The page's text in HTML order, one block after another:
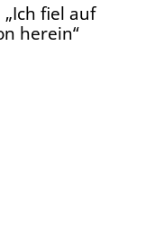
fiel auf
herein“